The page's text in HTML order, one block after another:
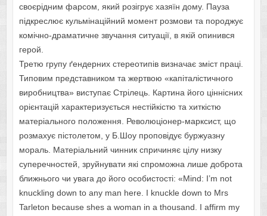
своєрідним фарсом, який розігрує хазяїн дому. Пауза
підкреслює кульмінаційний момент розмови та породжує
комічно-драматичне звучання ситуації, в якій опинився
герой.
Третю групу ґендерних стереотипів визначає зміст праці.
Типовим представником та жертвою «капіталістичного
виробництва» виступає Стрілець. Картина його ціннісних
орієнтацій характеризується нестійкістю та хиткістю
матеріального положення. Революціонер-марксист, що
розмахує пістолетом, у Б.Шоу проповідує буржуазну
мораль. Матеріальний чинник спричиняє цілу низку
суперечностей, зруйнувати які спроможна лише доброта
ближнього чи увага до його особистості: «Mind: I’m not
knuckling down to any man here. I knuckle down to Mrs
Tarleton because shes a woman in a thousand. I affirm my